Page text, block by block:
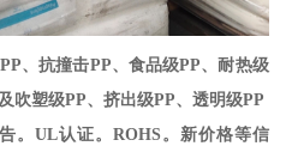
PP、抗撞击PP、食品级PP、耐热级
吹塑级PP、挤出级PP、透明级PP
。 UL认证。 ROHS 。新价格等信